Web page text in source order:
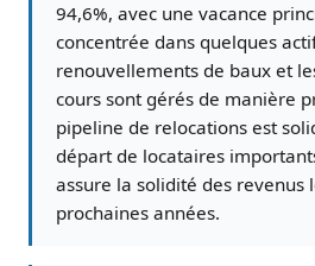
94,6%, avec une vacance
concentrée dans quelques
renouvellements de baux et
cours sont gérés de manière
pipeline de relocations est
départ de locataires
assure la solidité des revenus
prochaines années.